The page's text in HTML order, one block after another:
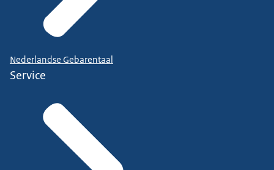
Nederlandse Gebarentaal
Service